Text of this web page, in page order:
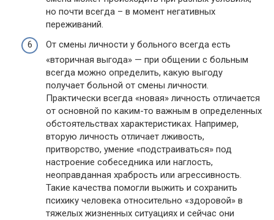
но почти всегда – в момент негативных
переживаний.
От смены личности у больного всегда есть
«вторичная выгода» — при общении с больным
всегда можно определить, какую выгоду
получает больной от смены личности.
Практически всегда «новая» личность отличается
от основной по каким-то важным в определенных
обстоятельствах характеристиках. Например,
вторую личность отличает лживость,
притворство, умение «подстраиваться» под
настроение собеседника или наглость,
неоправданная храбрость или агрессивность.
Такие качества помогли выжить и сохранить
психику человека относительно «здоровой» в
тяжелых жизненных ситуациях и сейчас они